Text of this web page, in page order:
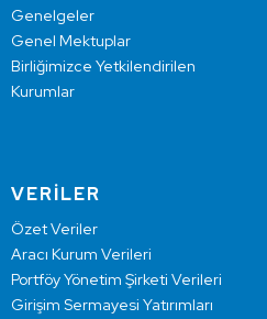
Genelgeler
Genel Mektuplar
Birliğimizce Yetkilendirilen
Kurumlar
VERİLER
Özet Veriler
Aracı Kurum Verileri
Portföy Yönetim Şirketi Verileri
Girişim Sermayesi Yatırımları